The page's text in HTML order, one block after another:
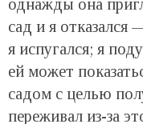
однажды она
сад и я отказался
я испугался; я
ей может
садом с целью
переживал из-за